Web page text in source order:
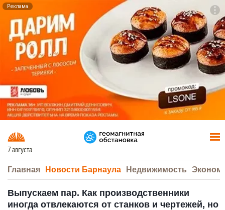
Реклама
7 августа
Главная Новости Барнаула Недвижимость
Выпускаем пар. Как производственники
иногда отвлекаются от станков и чертежей, но